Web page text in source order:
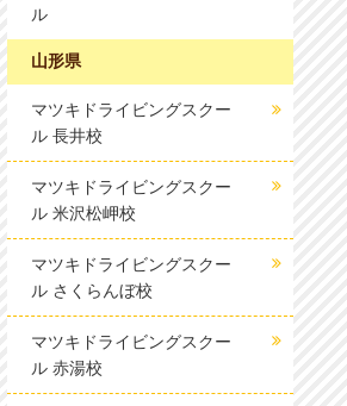
ル
山形県
マツキドライビングスクー
ル 長井校
マツキドライビングスクー
ル 米沢松岬校
マツキドライビングスクー
ル さくらんぼ校
マツキドライビングスクー
ル 赤湯校